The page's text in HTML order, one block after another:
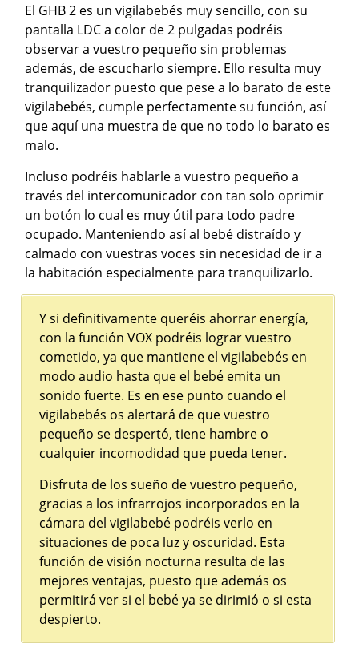
El GHB 2 es un vigilabebés muy sencillo, con su
pantalla LDC a color de 2 pulgadas podréis
observar a vuestro pequeño sin problemas
además, de escucharlo siempre. Ello resulta muy
tranquilizador puesto que pese a lo barato de este
vigilabebés, cumple perfectamente su función, así
que aquí una muestra de que no todo lo barato es
malo.
Incluso podréis hablarle a vuestro pequeño a
través del intercomunicador con tan solo oprimir
un botón lo cual es muy útil para todo padre
ocupado. Manteniendo así al bebé distraído y
calmado con vuestras voces sin necesidad de ir a
la habitación especialmente para tranquilizarlo.
Y si definitivamente queréis ahorrar energía,
con la función VOX podréis lograr vuestro
cometido, ya que mantiene el vigilabebés en
modo audio hasta que el bebé emita un
sonido fuerte. Es en ese punto cuando el
vigilabebés os alertará de que vuestro
pequeño se despertó, tiene hambre o
cualquier incomodidad que pueda tener.
Disfruta de los sueño de vuestro pequeño,
gracias a los infrarrojos incorporados en la
cámara del vigilabebé podréis verlo en
situaciones de poca luz y oscuridad. Esta
función de visión nocturna resulta de las
mejores ventajas, puesto que además os
permitirá ver si el bebé ya se dirimió o si esta
despierto.